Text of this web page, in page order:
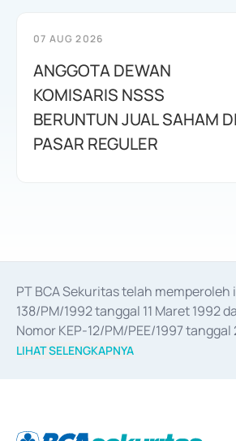
07 AUG 2026
ANGGOTA DEWAN
KOMISARIS NSSS
BERUNTUN JUAL SAHAM DI
PASAR REGULER
PT BCA Sekuritas telah
138/PM/1992 tanggal 11 Maret 1992
Nomor KEP-12/PM/PEE/1997
merger, akuisisi, divestasi, dan
LIHAT SELENGKAPNYA